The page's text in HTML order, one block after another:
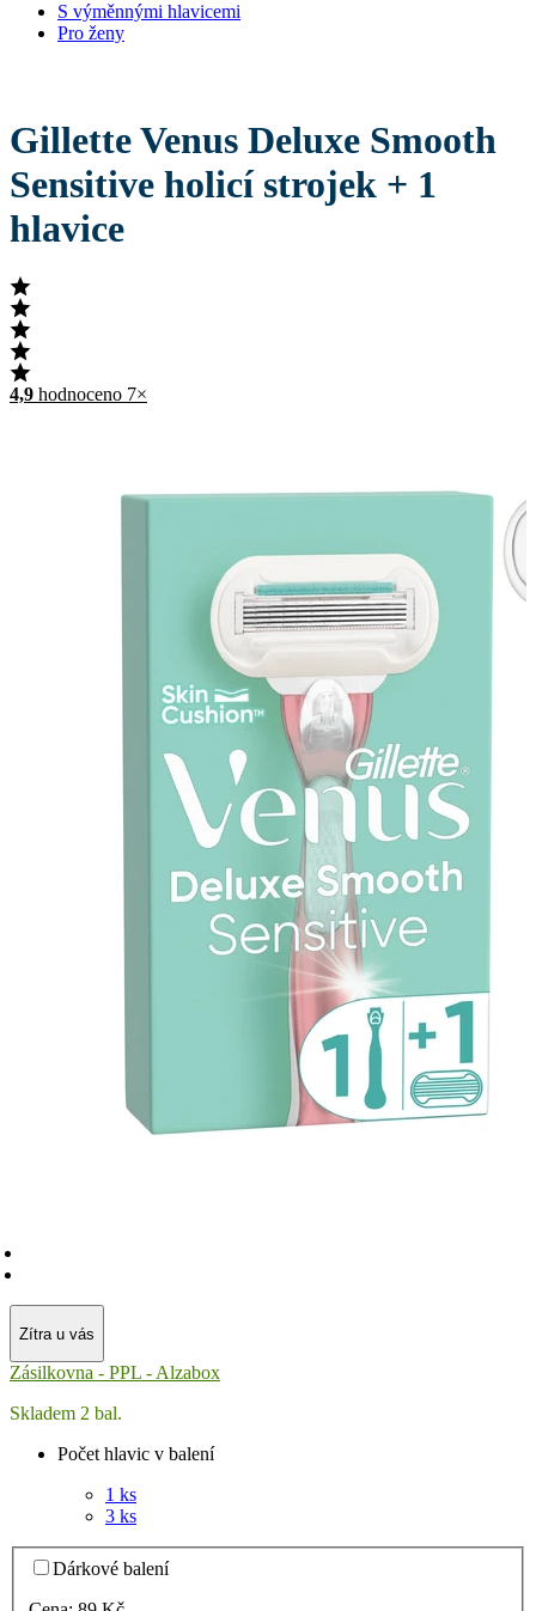
S výměnnými hlavicemi
Pro ženy
Gillette Venus Deluxe Smooth
Sensitive holicí strojek + 1
hlavice
4,9 hodnoceno 7×
Zítra u vás
Zásilkovna - PPL - Alzabox
Skladem 2 bal.
Počet hlavic v balení
1 ks
3 ks
Dárkové balení